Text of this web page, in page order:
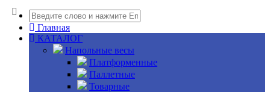
Главная
КАТАЛОГ
Напольные весы
Платформенные
Паллетные
Товарные